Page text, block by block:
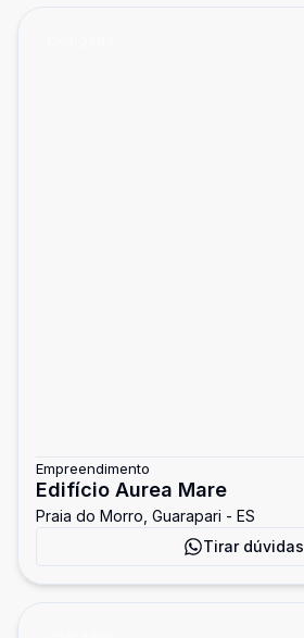
Empreendimento
Edifício Aurea Mare
Praia do Morro, Guarapari - ES
Tirar dúvidas